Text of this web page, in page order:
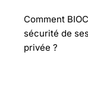
Comment
sécurité de
privée ?